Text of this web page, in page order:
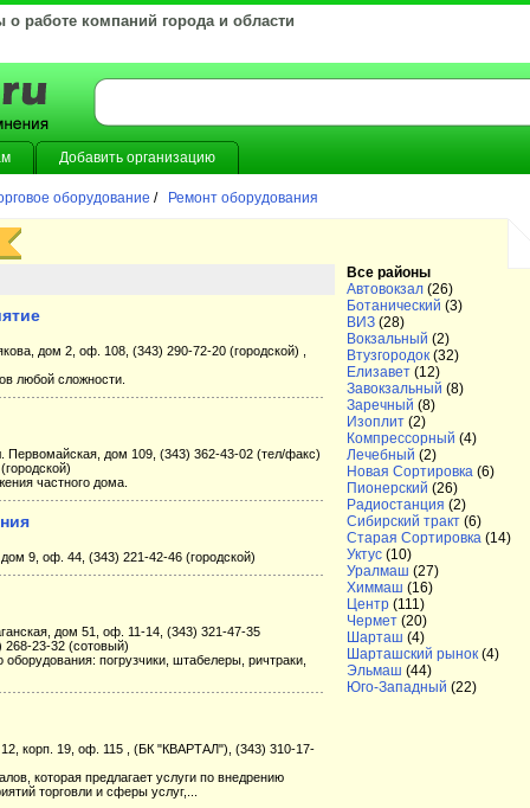
работе компаний города и области
Добавить организацию
оборудование / Ремонт оборудования
Все районы
Автовокзал (26)
Ботанический (3)
ВИЗ (28)
Вокзальный (2)
Втузгородок (32)
Елизавет (12)
Завокзальный (8)
Заречный (8)
Изоплит (2)
Компрессорный (4)
Лечебный (2)
Новая Сортировка (6)
Пионерский (26)
Радиостанция (2)
Сибирский тракт (6)
Старая Сортировка (14)
Уктус (10)
Уралмаш (27)
Химмаш (16)
Центр (111)
Чермет (20)
Шарташ (4)
Шарташский рынок (4)
Эльмаш (44)
Юго-Западный (22)
дом 2, оф. 108, (343) 290-72-20 (городской) ,
любой сложности.
Первомайская, дом 109, (343) 362-43-02 (тел/факс)
частного дома.
9, оф. 44, (343) 221-42-46 (городской)
дом 51, оф. 11-14, (343) 321-47-35
268-23-32 (сотовый)
погрузчики, штабелеры, ричтраки,
12, корп. 19, оф. 115 , (БК "КВАРТАЛ"), (343) 310-17-
которая предлагает услуги по внедрению
торговли и сферы услуг,...